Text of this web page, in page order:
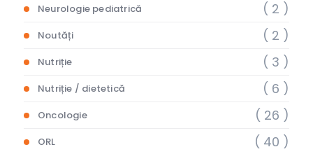
Neurologie pediatrică ( 2 )
Noutăți ( 2 )
Nutriție ( 3 )
Nutriție / dietetică ( 6 )
Oncologie ( 26 )
ORL ( 40 )